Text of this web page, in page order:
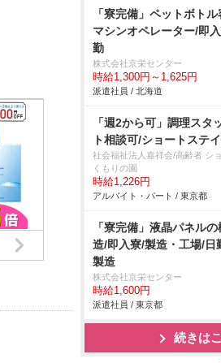
「寮完備」ペットボト
マシンオペレーター/即
勤
株式会社京栄センター
時給1,300円～1,625円
派遣社員 / 北海道
「週2から可」調理スタ
ト相談可/ショートステ
社会福祉法人嘉祥会/高齢者 シ
くもりの園
時給1,226円
アルバイト・パート / 東京都
「寮完備」液晶パネル
造/即入寮/製造・工場/日
製造
株式会社京栄センター
時給1,600円
派遣社員 / 東京都
続きは